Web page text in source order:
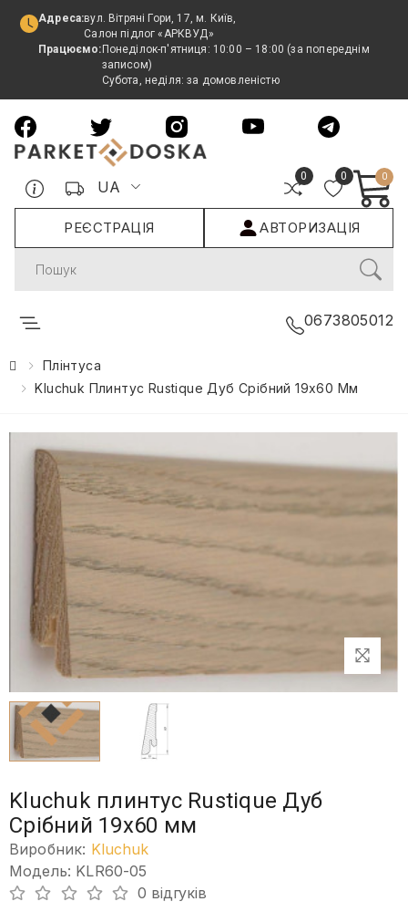
Адреса:вул. Вітряні Гори, 17, м. Київ,
Салон підлог «АРКВУД»
Працюємо: Понеділок-п'ятниця: 10:00 – 18:00 (за попереднім
записом)
Субота, неділя: за домовленістю
UA
0 0 0
РЕЄСТРАЦІЯ АВТОРИЗАЦІЯ
Search
0673805012
Плінтуса
Kluchuk Плинтус Rustique Дуб Срібний 19х60 Мм
Kluchuk плинтус Rustique Дуб
Срібний 19х60 мм
Виробник: Kluchuk
Модель: KLR60-05
0 відгуків